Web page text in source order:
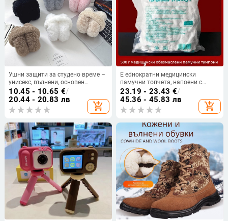
Ушни защити за студено време –
унисекс, вълнени, основен
минималистичен стил,
едноцветни, топли за зима, за
възрастни
10.45 - 10.65 €/
20.44 - 20.83 лв
add_shopping_cart
Е edнократни медицински
памучни топчета, напоени с
повидон-йод и алкохол, за
домашна употреба, нестерилни,
голяма опаковка
23.19 - 23.43 €/
45.36 - 45.83 лв
add_shopping_cart